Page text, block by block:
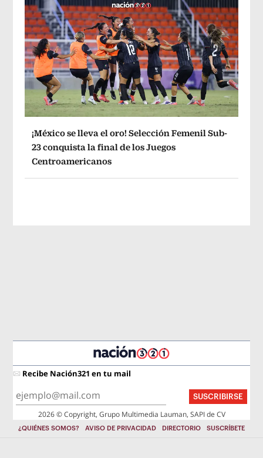
¡México se lleva el oro! Selección Femenil Sub-
23 conquista la final de los Juegos
Centroamericanos
Recibe Nación321 en tu mail
SUSCRIBIRSE
2026 © Copyright, Grupo Multimedia Lauman, SAPI de CV
¿QUIÉNES SOMOS? AVISO DE PRIVACIDAD DIRECTORIO SUSCRÍBETE